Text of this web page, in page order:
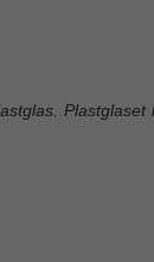
Plastglaset